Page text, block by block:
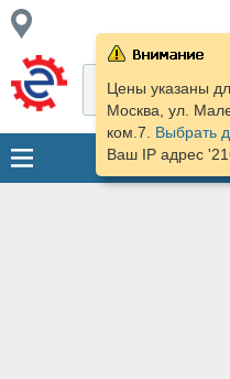
Цены указаны
Москва, ул.
ком.7. Выбрать
Ваш IP адрес